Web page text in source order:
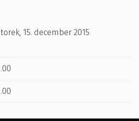
torek, 15. december 2015
.00
.00